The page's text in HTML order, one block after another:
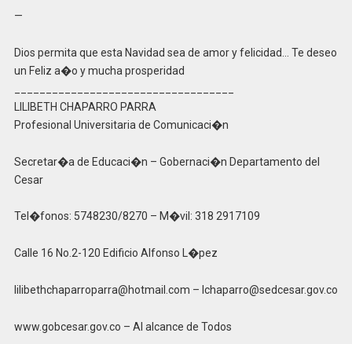
—
Dios permita que esta Navidad sea de amor y felicidad… Te deseo
un Feliz a�o y mucha prosperidad
LILIBETH CHAPARRO PARRA
Profesional Universitaria de Comunicaci�n
Secretar�a de Educaci�n – Gobernaci�n Departamento del
Cesar
Tel�fonos: 5748230/8270 – M�vil: 318 2917109
Calle 16 No.2-120 Edificio Alfonso L�pez
lilibethchaparroparra@hotmail.com – lchaparro@sedcesar.gov.co
www.gobcesar.gov.co – Al alcance de Todos